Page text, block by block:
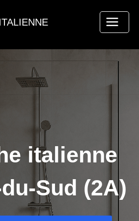
italienne
Sud (2A)